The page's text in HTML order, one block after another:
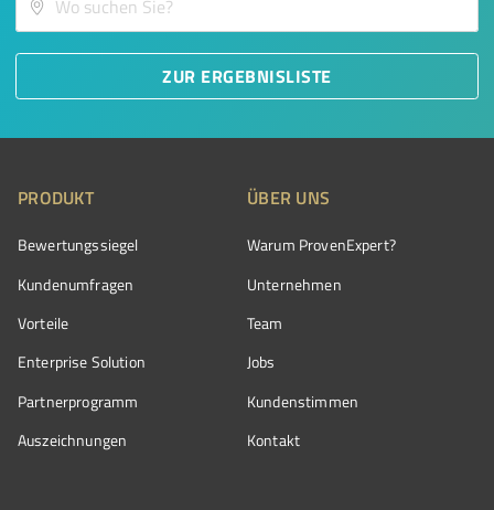
ZUR ERGEBNISLISTE
PRODUKT
Bewertungssiegel
Kundenumfragen
Vorteile
Enterprise Solution
Partnerprogramm
Auszeichnungen
ÜBER UNS
Warum ProvenExpert?
Unternehmen
Team
Jobs
Kundenstimmen
Kontakt